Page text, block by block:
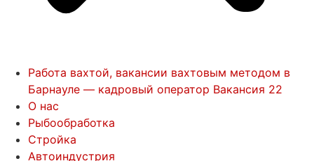
Работа вахтой, вакансии вахтовым методом в
Барнауле — кадровый оператор Вакансия 22
О нас
Рыбообработка
Стройка
Автоиндустрия